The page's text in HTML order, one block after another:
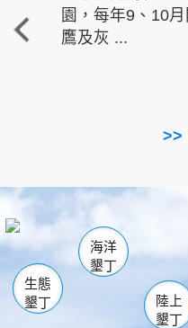
園，每年9、10
鷹及灰 ...
海生館
恆春
龍鑾潭自然中
瓊麻館
關山
白砂
生態
墾丁
海洋
墾丁
陸上
墾丁